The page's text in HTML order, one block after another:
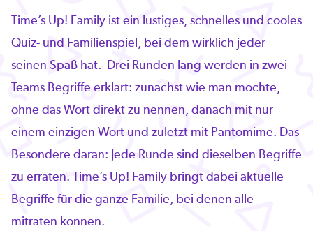
Time’s Up! Family ist ein lustiges, schnelles und cooles
Quiz- und Familienspiel, bei dem wirklich jeder
seinen Spaß hat. Drei Runden lang werden in zwei
Teams Begriffe erklärt: zunächst wie man möchte,
ohne das Wort direkt zu nennen, danach mit nur
einem einzigen Wort und zuletzt mit Pantomime. Das
Besondere daran: Jede Runde sind dieselben Begriffe
zu erraten. Time’s Up! Family bringt dabei aktuelle
Begriffe für die ganze Familie, bei denen alle
mitraten können.